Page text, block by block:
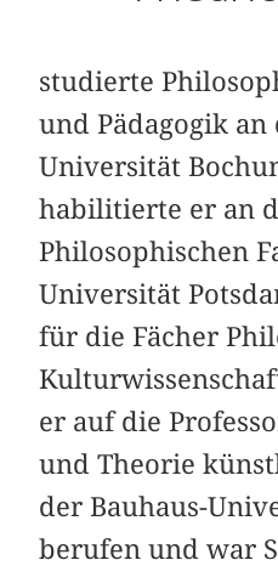
studierte
und Pädagogik an
Universität
habilitierte er an
Philosophischen
Universität
für die Fächer
er auf die
und Theorie
der Bauhaus-
berufen und war